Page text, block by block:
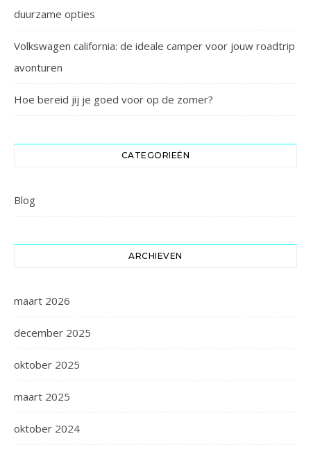
duurzame opties
Volkswagen california: de ideale camper voor jouw roadtrip
avonturen
Hoe bereid jij je goed voor op de zomer?
CATEGORIEËN
Blog
ARCHIEVEN
maart 2026
december 2025
oktober 2025
maart 2025
oktober 2024